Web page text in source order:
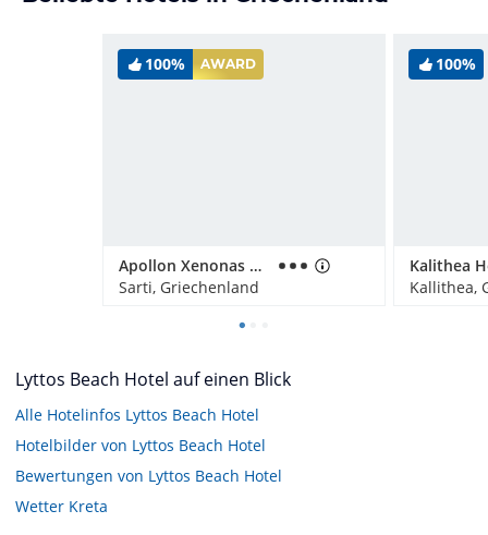
100% AWARD
Apollon Xenonas Apparthotel
Sarti, Griechenland
100%
Kallithea,
Lyttos Beach Hotel auf einen Blick
Alle Hotelinfos Lyttos Beach Hotel
Hotelbilder von Lyttos Beach Hotel
Bewertungen von Lyttos Beach Hotel
Wetter Kreta